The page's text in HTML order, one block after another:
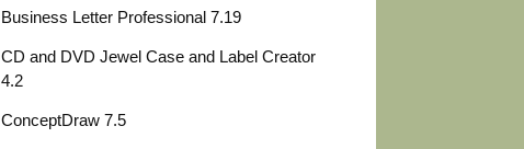
Business Letter Professional 7.19
CD and DVD Jewel Case and Label Creator
4.2
ConceptDraw 7.5